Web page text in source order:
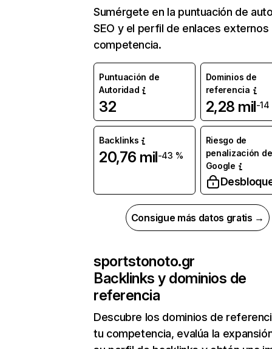
Sumérgete en la puntuación de
SEO y el perfil de enlaces externos
competencia.
Puntuación de
Autoridad
32
Dominios de
referencia
2,28 mil-14
Backlinks
20,76 mil-43 %
Riesgo de
penalización de
Google
Consigue más datos gratis →
sportstonoto.gr
Backlinks y dominios de
referencia
Descubre los dominios de
tu competencia, evalúa la